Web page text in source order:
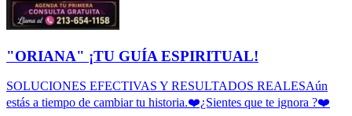
"ORIANA" ¡TU GUÍA ESPIRITUAL!
SOLUCIONES EFECTIVAS Y RESULTADOS REALESAún
estás a tiempo de cambiar tu historia.❤️¿Sientes que te ignora ?❤️